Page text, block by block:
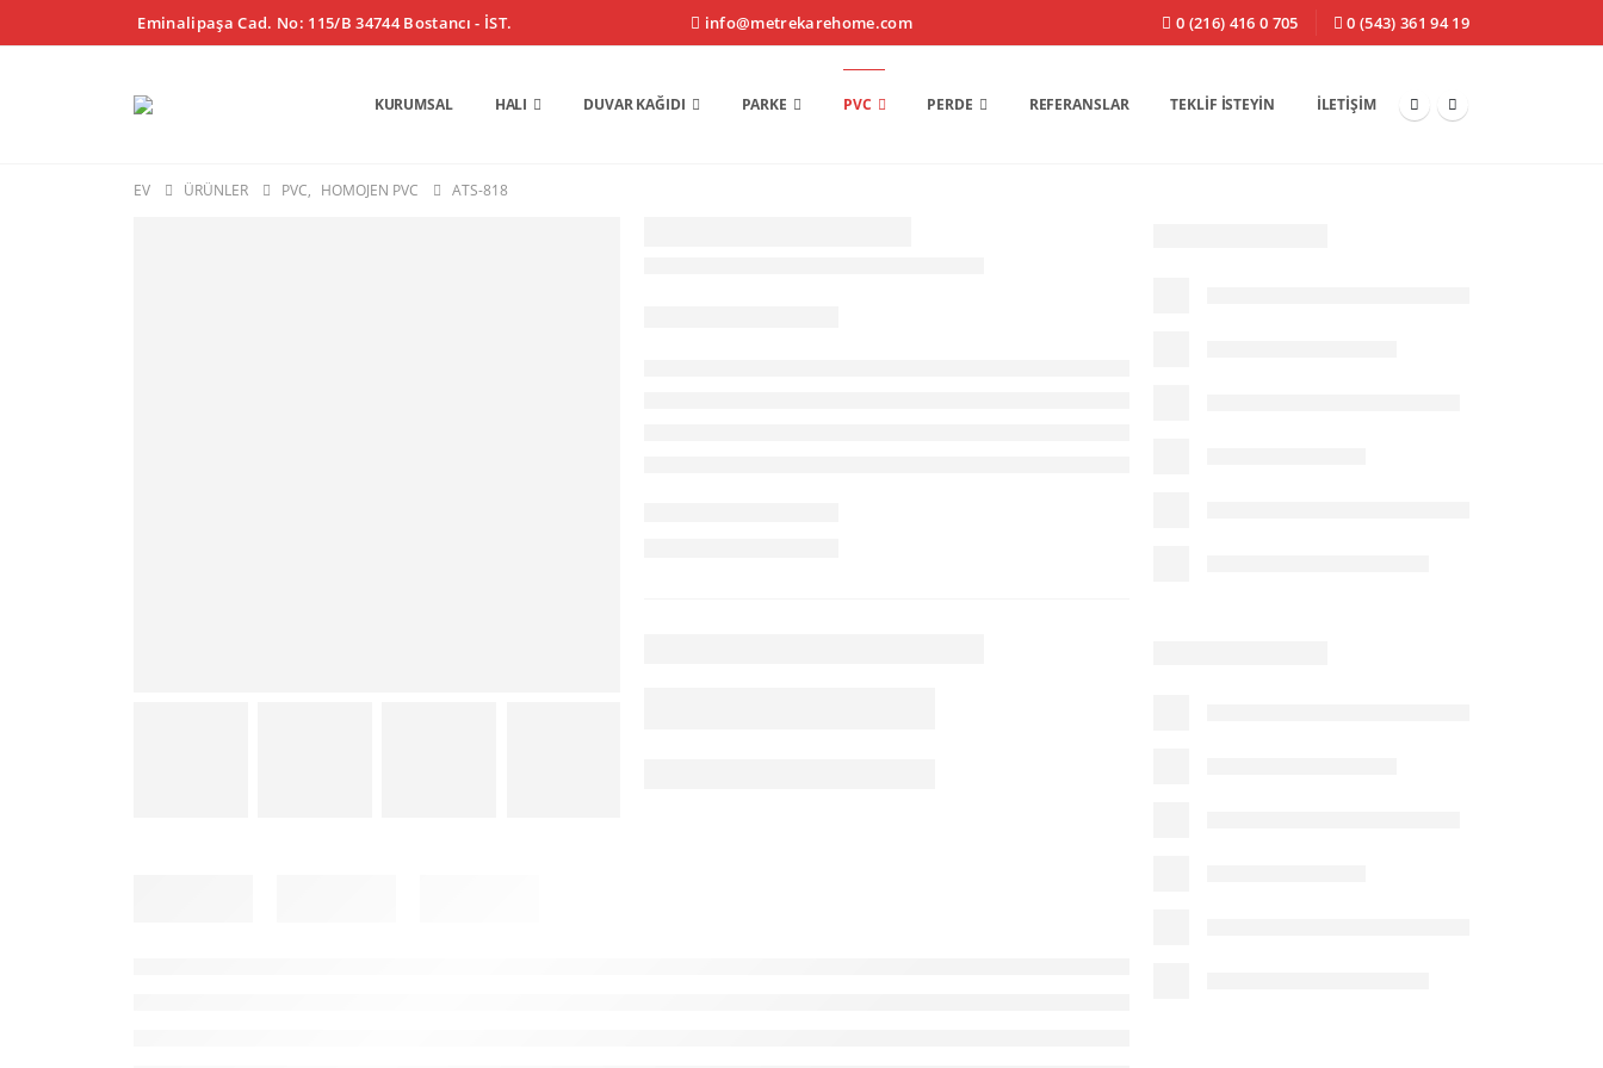
Eminalipaşa Cad. No: 115/B 34744 Bostancı - İST. info@metrekarehome.com 0 (216) 416 0 705 0 (543) 361 94 19
KURUMSAL HALI DUVAR KAĞIDI PARKE PVC PERDE REFERANSLAR TEKLIF İSTEYIN İLETIŞIM
EV ÜRÜNLER PVC, HOMOJEN PVC ATS-818